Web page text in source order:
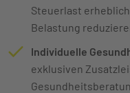
Steuerlast
Belastung
Individuelle
exklusiven